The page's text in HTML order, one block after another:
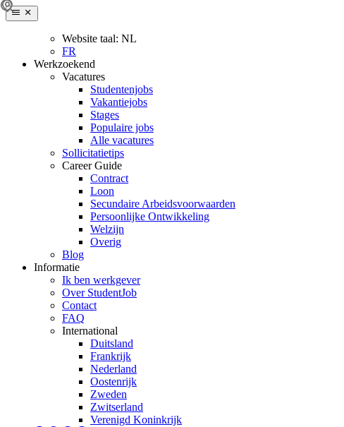
Website taal: NL
FR
Werkzoekend
Vacatures
Studentenjobs
Vakantiejobs
Stages
Populaire jobs
Alle vacatures
Sollicitatietips
Career Guide
Contract
Loon
Secundaire Arbeidsvoorwaarden
Persoonlijke Ontwikkeling
Welzijn
Overig
Blog
Informatie
Ik ben werkgever
Over StudentJob
Contact
FAQ
International
Duitsland
Frankrijk
Nederland
Oostenrijk
Zweden
Zwitserland
Verenigd Koninkrijk